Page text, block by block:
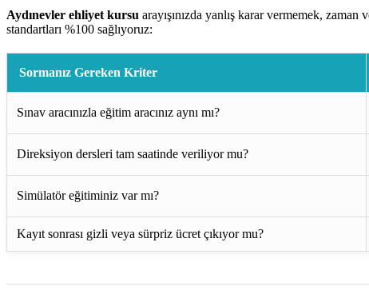
Aydınevler ehliyet kursu arayışınızda yanlış karar vermemek,
standartları %100 sağlıyoruz:
Sormanız Gereken Kriter
Sınav aracınızla eğitim aracınız aynı mı?
Direksiyon dersleri tam saatinde veriliyor mu?
Simülatör eğitiminiz var mı?
Kayıt sonrası gizli veya sürpriz ücret çıkıyor mu?